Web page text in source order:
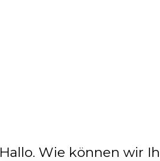
Hallo. Wie können wir